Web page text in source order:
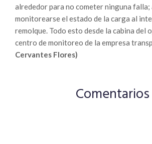
alrededor para no cometer ninguna falla;
monitorearse el estado de la carga al
remolque. Todo esto desde la cabina del
centro de monitoreo de la empresa
Cervantes Flores)
Comentarios